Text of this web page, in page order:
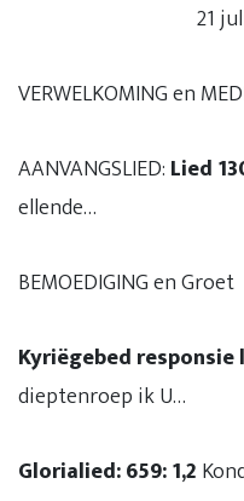
21 juli
VERWELKOMING en
AANVANGSLIED: Lied
ellende…
BEMOEDIGING en Groet
Kyriëgebed responsie
dieptenroep ik U…
Glorialied: 659: 1,2